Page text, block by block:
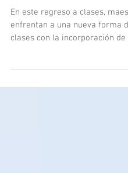
línea
En este regreso a clases,
clases con la incorporación